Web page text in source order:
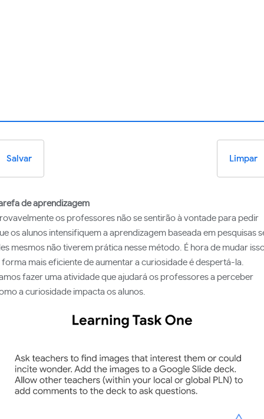
Salvar Limpar
de aprendizagem
os professores não se sentirão à vontade para pedir
os alunos intensifiquem a aprendizagem baseada em pesquisas
mesmos não tiverem prática nesse método. É hora de mudar
forma mais eficiente de aumentar a curiosidade é despertá-la.
fazer uma atividade que ajudará os professores a perceber
a curiosidade impacta os alunos.